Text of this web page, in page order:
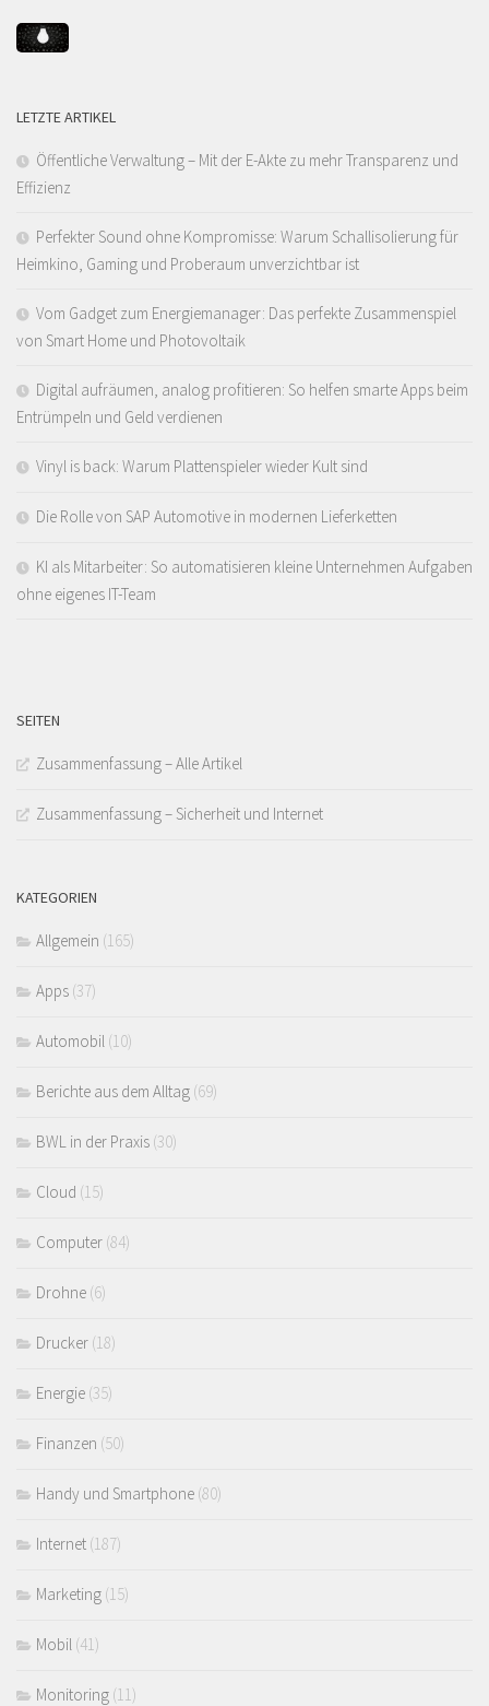
LETZTE ARTIKEL
Öffentliche Verwaltung – Mit der E-Akte zu mehr Transparenz und
Effizienz
Perfekter Sound ohne Kompromisse: Warum Schallisolierung für
Heimkino, Gaming und Proberaum unverzichtbar ist
Vom Gadget zum Energiemanager: Das perfekte Zusammenspiel
von Smart Home und Photovoltaik
Digital aufräumen, analog profitieren: So helfen smarte Apps beim
Entrümpeln und Geld verdienen
Vinyl is back: Warum Plattenspieler wieder Kult sind
Die Rolle von SAP Automotive in modernen Lieferketten
KI als Mitarbeiter: So automatisieren kleine Unternehmen Aufgaben
ohne eigenes IT-Team
SEITEN
Zusammenfassung – Alle Artikel
Zusammenfassung – Sicherheit und Internet
KATEGORIEN
Allgemein (165)
Apps (37)
Automobil (10)
Berichte aus dem Alltag (69)
BWL in der Praxis (30)
Cloud (15)
Computer (84)
Drohne (6)
Drucker (18)
Energie (35)
Finanzen (50)
Handy und Smartphone (80)
Internet (187)
Marketing (15)
Mobil (41)
Monitoring (11)